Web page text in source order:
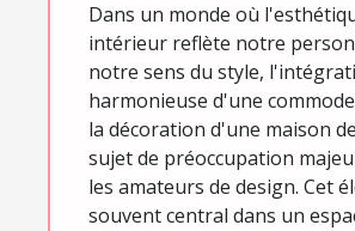
Dans un monde où
intérieur reflète notre
notre sens du style,
harmonieuse d'une
la décoration d'une maison
sujet de préoccupation
les amateurs de design. Cet
souvent central dans un